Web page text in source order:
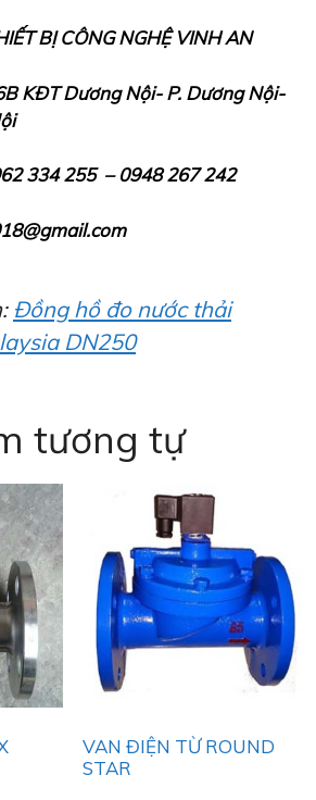
BỊ CÔNG NGHỆ VINH AN
KĐT Dương Nội- P. Dương Nội-
334 255 – 0948 267 242
Đồng hồ đo nước thải
DN250
tương tự
VAN ĐIỆN TỪ ROUND
STAR